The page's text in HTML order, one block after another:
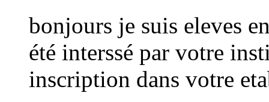
bonjours je suis eleves
été interssé par votre
inscription dans votre